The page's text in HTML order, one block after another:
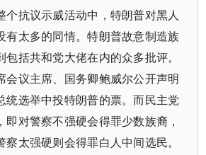
个抗议示威活动中，特朗普对黑人
有太多的同情。特朗普故意制造族
括共和党大佬在内的众多批评。
会议主席、国务卿鲍威尔公开声明
统选举中投特朗普的票。而民主党
即对警察不强硬会得罪少数族裔，
太强硬则会得罪白人中间选民。